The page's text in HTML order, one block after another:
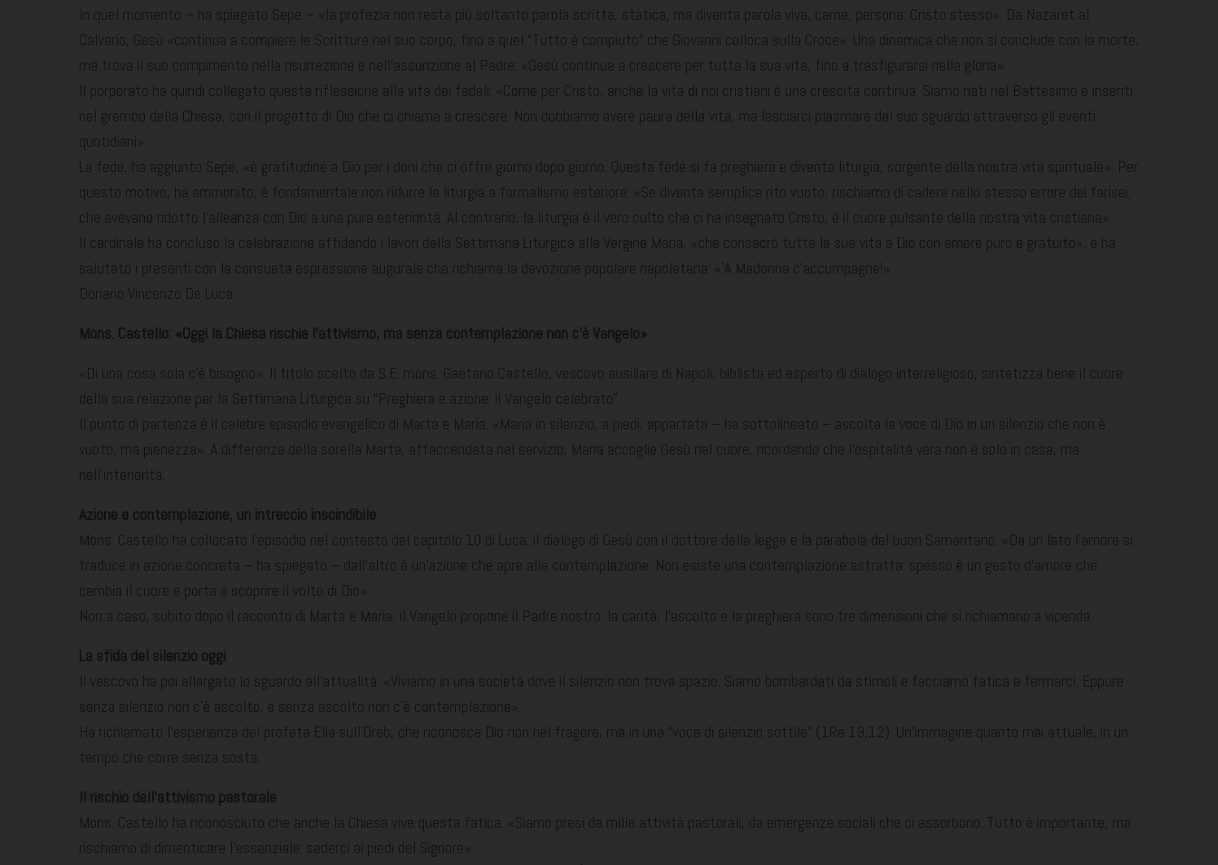
In quel momento – ha spiegato Sepe – «la profezia non resta più soltanto parola scritta, statica, ma diventa parola viva, carne, persona: Cristo stesso». Da Nazaret al
Calvario, Gesù «continua a compiere le Scritture nel suo corpo, fino a quel “Tutto è compiuto” che Giovanni colloca sulla Croce». Una dinamica che non si conclude con la morte,
ma trova il suo compimento nella risurrezione e nell’assunzione al Padre: «Gesù continua a crescere per tutta la sua vita, fino a trasfigurarsi nella gloria».
Il porporato ha quindi collegato questa riflessione alla vita dei fedeli: «Come per Cristo, anche la vita di noi cristiani è una crescita continua. Siamo nati nel Battesimo e inseriti
nel grembo della Chiesa, con il progetto di Dio che ci chiama a crescere. Non dobbiamo avere paura della vita, ma lasciarci plasmare dal suo sguardo attraverso gli eventi
quotidiani».
La fede, ha aggiunto Sepe, «è gratitudine a Dio per i doni che ci offre giorno dopo giorno. Questa fede si fa preghiera e diventa liturgia, sorgente della nostra vita spirituale». Per
questo motivo, ha ammonito, è fondamentale non ridurre la liturgia a formalismo esteriore: «Se diventa semplice rito vuoto, rischiamo di cadere nello stesso errore dei farisei,
che avevano ridotto l’alleanza con Dio a una pura esteriorità. Al contrario, la liturgia è il vero culto che ci ha insegnato Cristo, è il cuore pulsante della nostra vita cristiana».
Il cardinale ha concluso la celebrazione affidando i lavori della Settimana Liturgica alla Vergine Maria, «che consacrò tutta la sua vita a Dio con amore puro e gratuito», e ha
salutato i presenti con la consueta espressione augurale che richiama la devozione popolare napoletana: «’A Madonna c’accumpagne!».
Doriano Vincenzo De Luca
Mons. Castello: «Oggi la Chiesa rischia l’attivismo, ma senza contemplazione non c’è Vangelo»
«Di una cosa sola c’è bisogno». Il titolo scelto da S.E. mons. Gaetano Castello, vescovo ausiliare di Napoli, biblista ed esperto di dialogo interreligioso, sintetizza bene il cuore
della sua relazione per la Settimana Liturgica su “Preghiera e azione: il Vangelo celebrato”.
Il punto di partenza è il celebre episodio evangelico di Marta e Maria. «Maria in silenzio, a piedi, appartata – ha sottolineato – ascolta la voce di Dio in un silenzio che non è
vuoto, ma pienezza». A differenza della sorella Marta, affaccendata nel servizio, Maria accoglie Gesù nel cuore, ricordando che l’ospitalità vera non è solo in casa, ma
nell’interiorità.
Azione e contemplazione, un intreccio inscindibile
Mons. Castello ha collocato l’episodio nel contesto del capitolo 10 di Luca: il dialogo di Gesù con il dottore della legge e la parabola del buon Samaritano. «Da un lato l’amore si
traduce in azione concreta – ha spiegato – dall’altro è un’azione che apre alla contemplazione. Non esiste una contemplazione astratta: spesso è un gesto d’amore che
cambia il cuore e porta a scoprire il volto di Dio».
Non a caso, subito dopo il racconto di Marta e Maria, il Vangelo propone il Padre nostro: la carità, l’ascolto e la preghiera sono tre dimensioni che si richiamano a vicenda.
La sfida del silenzio oggi
Il vescovo ha poi allargato lo sguardo all’attualità: «Viviamo in una società dove il silenzio non trova spazio. Siamo bombardati da stimoli e facciamo fatica a fermarci. Eppure
senza silenzio non c’è ascolto, e senza ascolto non c’è contemplazione».
Ha richiamato l’esperienza del profeta Elia sull’Oreb, che riconosce Dio non nel fragore, ma in una “voce di silenzio sottile” (1Re 19,12). Un’immagine quanto mai attuale, in un
tempo che corre senza sosta.
Il rischio dell’attivismo pastorale
Mons. Castello ha riconosciuto che anche la Chiesa vive questa fatica. «Siamo presi da mille attività pastorali, da emergenze sociali che ci assorbono. Tutto è importante, ma
rischiamo di dimenticare l’essenziale: sederci ai piedi del Signore».